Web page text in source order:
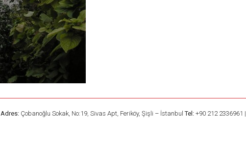
Adres:Çobanoğlu Sokak, No:19, Sivas Apt, Feriköy, Şişli – İstanbulTel:+90 212 2336961 |